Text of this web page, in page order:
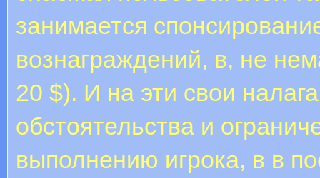
занимается
вознаграждений, в, не
20 $). И на эти свои
обстоятельства и
выполнению игрока, в в